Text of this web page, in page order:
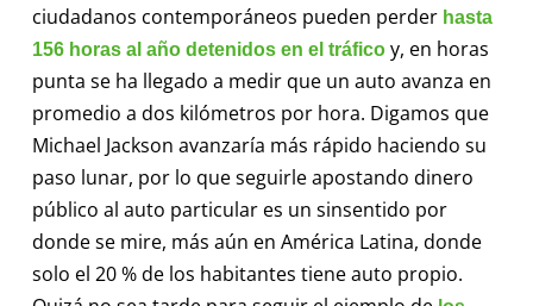
ciudadanos contemporáneos pueden perder hasta
156 horas al año detenidos en el tráficoy, en horas
punta se ha llegado a medir que un auto avanza en
promedio a dos kilómetros por hora. Digamos que
Michael Jackson avanzaría más rápido haciendo su
paso lunar, por lo que seguirle apostando dinero
público al auto particular es un sinsentido por
donde se mire, más aún en América Latina, donde
solo el 20 % de los habitantes tiene auto propio.